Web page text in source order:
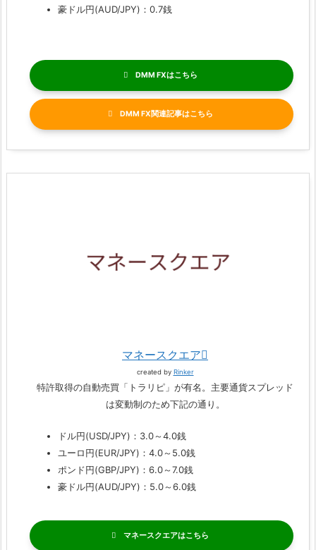
豪ドル円(AUD/JPY)：0.7銭
DMM FX
DMM FX関連記事
マネースクエア
created by Rinker
特許取得の自動売買「トラリピ」が有名。主要通貨スプレッド
は変動制のため下記の通り。
ドル円(USD/JPY)：3.0～4.0銭
ユーロ円(EUR/JPY)：4.0～5.0銭
ポンド円(GBP/JPY)：6.0～7.0銭
豪ドル円(AUD/JPY)：5.0～6.0銭
マネースクエア